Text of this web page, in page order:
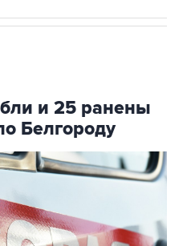
и 25 ранены
Белгороду